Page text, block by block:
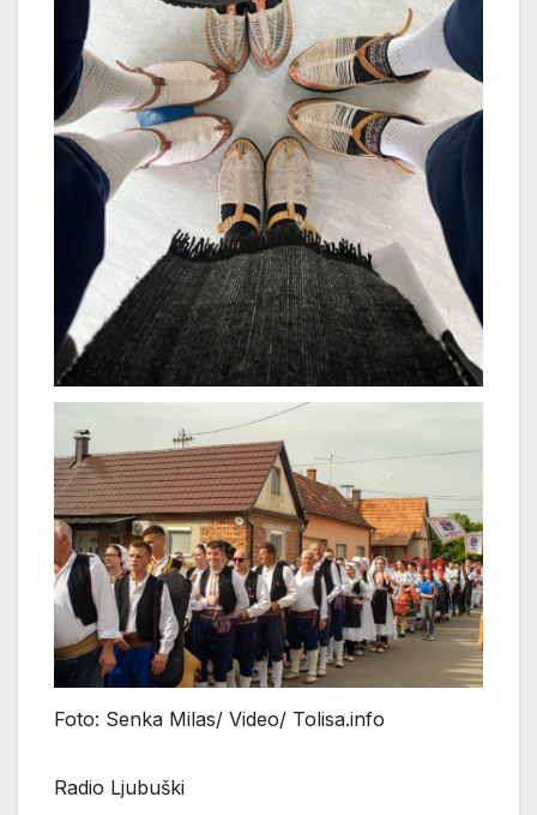
Foto: Senka Milas/ Video/ Tolisa.info
Radio Ljubuški